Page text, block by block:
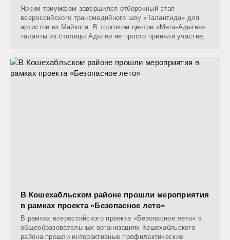
Ярким триумфом завершился отборочный этап
всероссийского трансмедийного шоу «Талантида» для
артистов из Майкопа. В торговом центре «Мега-Адыгея»
таланты из столицы Адыгеи не просто приняли участие,
В Кошехабльском районе прошли мероприятия
в рамках проекта «Безопасное лето»
В рамках всероссийского проекта «Безопасное лето» в
общеобразовательных организациях Кошехабльского
района прошли интерактивные профилактические